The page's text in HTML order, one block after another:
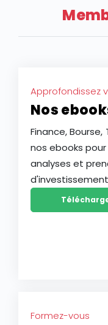
Approfondissez
Nos
Finance,
nos ebooks
analyses et
Formez-vous